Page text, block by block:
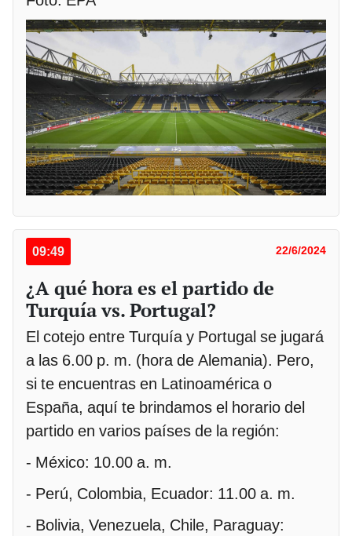
09:49 22/6/2024
¿A qué hora es el partido de
Turquía vs. Portugal?
El cotejo entre Turquía y Portugal se jugará
a las 6.00 p. m. (hora de Alemania). Pero,
si te encuentras en Latinoamérica o
España, aquí te brindamos el horario del
partido en varios países de la región:
- México: 10.00 a. m.
- Perú, Colombia, Ecuador: 11.00 a. m.
- Bolivia, Venezuela, Chile, Paraguay: